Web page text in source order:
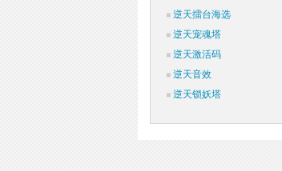
逆天擂台海选
逆天宠魂塔
逆天激活码
逆天音效
逆天锁妖塔